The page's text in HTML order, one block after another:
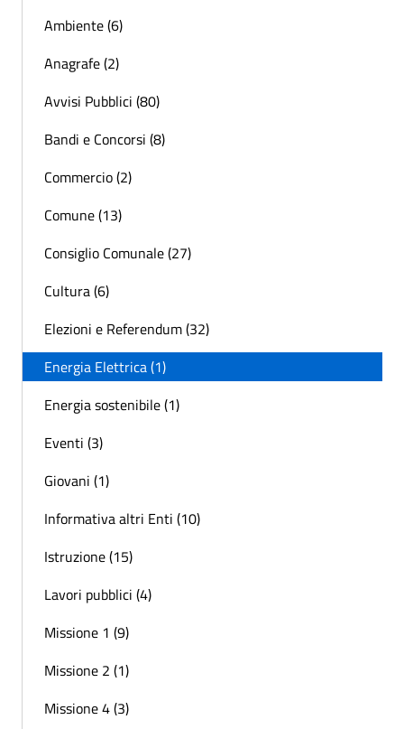
Ambiente (6)
Anagrafe (2)
Avvisi Pubblici (80)
Bandi e Concorsi (8)
Commercio (2)
Comune (13)
Consiglio Comunale (27)
Cultura (6)
Elezioni e Referendum (32)
Energia Elettrica (1)
Energia sostenibile (1)
Eventi (3)
Giovani (1)
Informativa altri Enti (10)
Istruzione (15)
Lavori pubblici (4)
Missione 1 (9)
Missione 2 (1)
Missione 4 (3)